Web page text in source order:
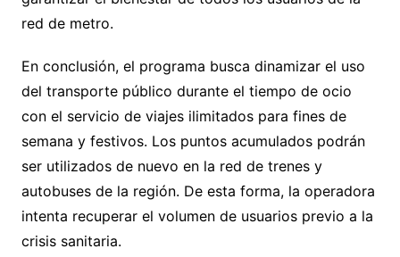
red de metro.
En conclusión, el programa busca dinamizar el uso
del transporte público durante el tiempo de ocio
con el servicio de viajes ilimitados para fines de
semana y festivos. Los puntos acumulados podrán
ser utilizados de nuevo en la red de trenes y
autobuses de la región. De esta forma, la operadora
intenta recuperar el volumen de usuarios previo a la
crisis sanitaria.